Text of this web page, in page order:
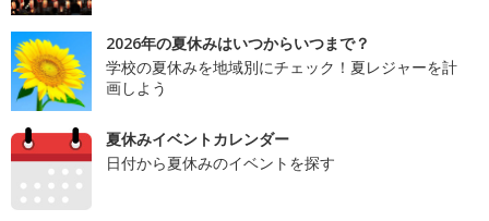
2026年の夏休みはいつからいつまで？
学校の夏休みを地域別にチェック！夏レジャーを計
画しよう
夏休みイベントカレンダー
日付から夏休みのイベントを探す